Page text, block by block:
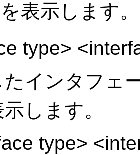
表示します。
type>
インタフェ
します。
type>